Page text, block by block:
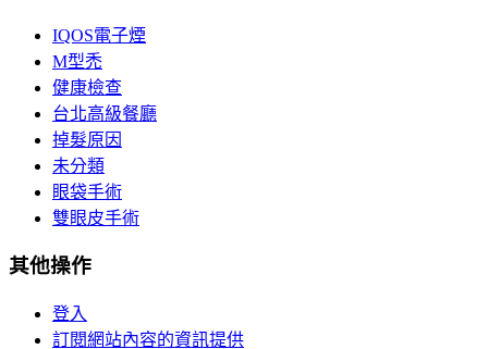
IQOS電子煙
M型禿
健康檢查
台北高級餐廳
掉髮原因
未分類
眼袋手術
雙眼皮手術
其他操作
登入
訂閱網站內容的資訊提供